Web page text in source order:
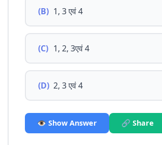
(B) 1, 3 एवं 4
(C) 1, 2, 3एवं 4
(D) 2, 3 एवं 4
👁️ Show Answer 🔗 Share